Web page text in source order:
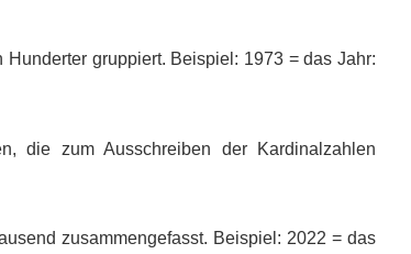
gruppiert. Beispiel: 1973 = das Jahr:
die zum Ausschreiben der Kardinalzahlen
zusammengefasst. Beispiel: 2022 = das